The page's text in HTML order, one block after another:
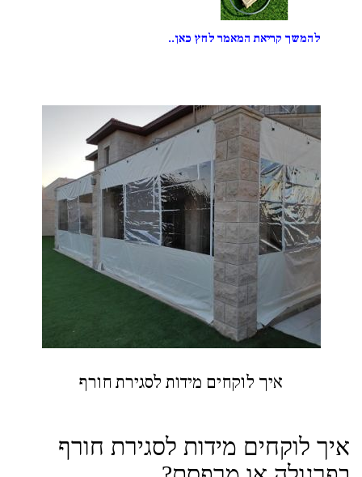
להמשך קריאת המאמר לחץ כאן..
איך לוקחים מידות לסגירת חורף
איך לוקחים מידות לסגירת חורף